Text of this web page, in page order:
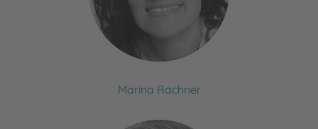
Marina Rachner